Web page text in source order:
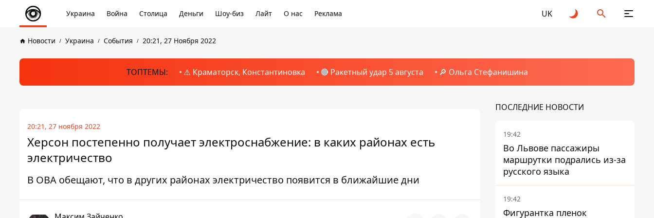
Украина Война Столица Деньги Шоу-биз Лайт О нас Реклама UK
Новости Украина События 20:21, 27 Ноября 2022
ТОПТЕМЫ: ⚠️ Краматорск, Константиновка 🔴 Ракетный удар 5 августа 🔎 Ольга Стефанишина
20:21, 27 ноября 2022
Херсон постепенно получает электроснабжение: в каких районах есть
электричество
В ОВА обещают, что в других районах электричество появится в ближайшие дни
ПОСЛЕДНИЕ НОВОСТИ
19:42
Во Львове пассажиры
маршрутки подрались из-за
русского языка
19:42
Фигурантка пленок